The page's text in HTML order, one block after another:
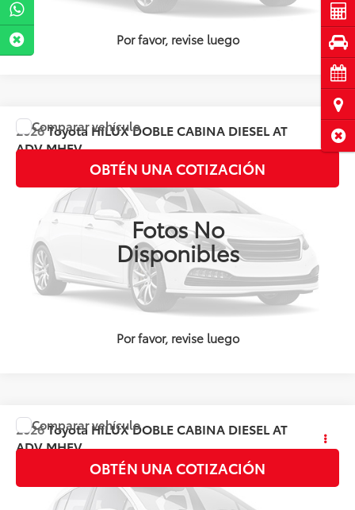
Por favor, revise luego
Fotos No
Disponibles
Por favor, revise luego
2026ToyotaHILUX DOBLE CABINA DIESEL AT
ADV MHEV
Disponible
Precio: Llámanos para Obtener el Precio
OBTÉN UNA COTIZACIÓN
Comparar vehículo
2026ToyotaHILUX DOBLE CABINA DIESEL AT
ADV MHEV
Disponible
Precio: Llámanos para Obtener el Precio
OBTÉN UNA COTIZACIÓN
Comparar vehículo